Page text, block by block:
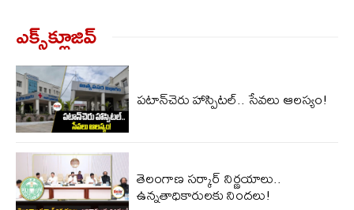
ఎక్స్‌క్లూజివ్‌
పటాన్‌చెరు హాస్పిటల్.. సేవలు ఆలస్యం!
తెలంగాణ సర్కార్ నిర్ణయాలు..
ఉన్నతాధికారులకు నిందలు!